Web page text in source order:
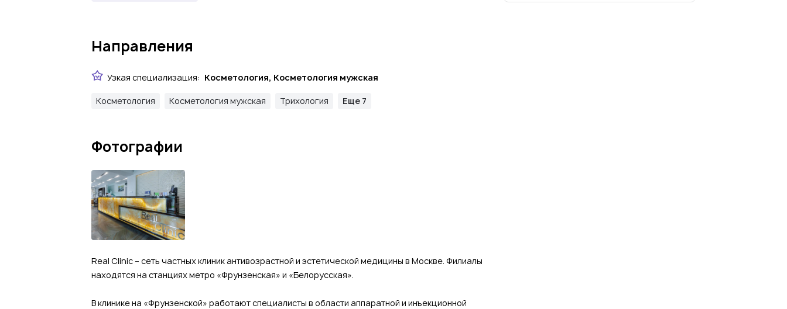
Направления
Узкая специализация: Косметология, Косметология мужская
Косметология Косметология мужская Трихология Еще 7
Фотографии
Real Clinic – сеть частных клиник антивозрастной и эстетической медицины в Москве. Филиалы
находятся на станциях метро «Фрунзенская» и «Белорусская».
В клинике на «Фрунзенской» работают специалисты в области аппаратной и инъекционной